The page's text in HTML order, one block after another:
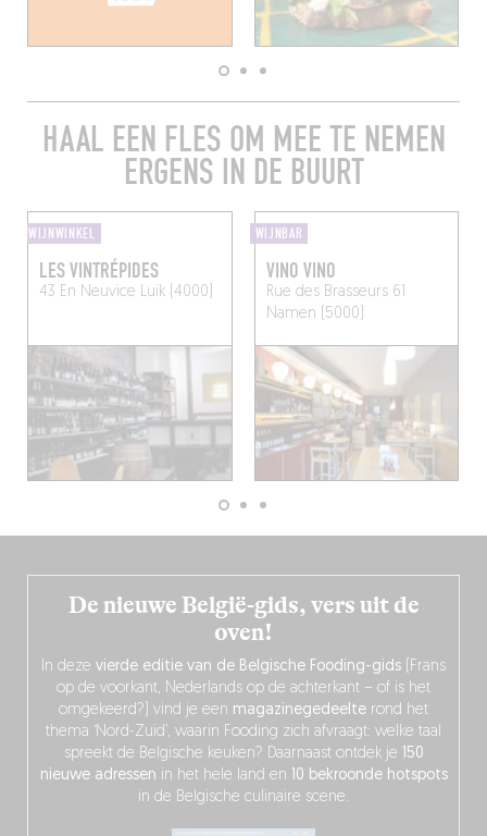
HAAL EEN FLES OM MEE TE NEMEN
ERGENS IN DE BUURT
WIJNWINKEL
LES VINTRÉPIDES
43 En Neuvice Luik (4000)
WIJNBAR
VINO VINO
Rue des Brasseurs 61
Namen (5000)
De nieuwe België-gids, vers uit de
oven!
In deze vierde editie van de Belgische Fooding-gids (Frans
op de voorkant, Nederlands op de achterkant – of is het
omgekeerd?) vind je een magazinegedeelte rond het
thema ‘Nord-Zuid’, waarin Fooding zich afvraagt: welke taal
spreekt de Belgische keuken? Daarnaast ontdek je 150
nieuwe adressen in het hele land en 10 bekroonde hotspots
in de Belgische culinaire scene.